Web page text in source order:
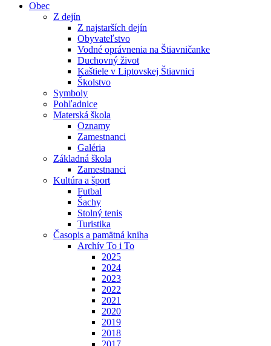
Obec
Z dejín
Z najstarších dejín
Obyvateľstvo
Vodné oprávnenia na Štiavničanke
Duchovný život
Kaštiele v Liptovskej Štiavnici
Školstvo
Symboly
Pohľadnice
Materská škola
Oznamy
Zamestnanci
Galéria
Základná škola
Zamestnanci
Kultúra a šport
Futbal
Šachy
Stolný tenis
Turistika
Časopis a pamätná kniha
Archív To i To
2025
2024
2023
2022
2021
2020
2019
2018
2017